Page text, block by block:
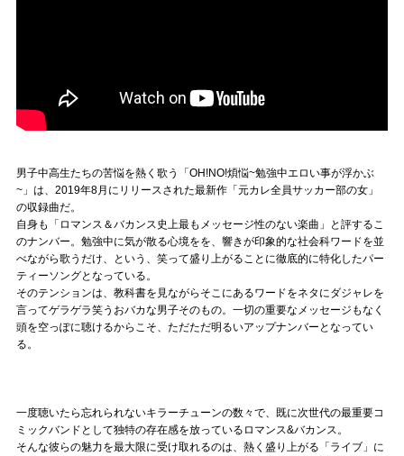
男子中高生たちの苦悩を熱く歌う「OH!NO!煩悩~勉強中エロい事が浮かぶ
~」は、2019年8月にリリースされた最新作「元カレ全員サッカー部の女」
の収録曲だ。
自身も「ロマンス＆バカンス史上最もメッセージ性のない楽曲」と評するこ
のナンバー。勉強中に気が散る心境をを、響きが印象的な社会科ワードを並
べながら歌うだけ、という、笑って盛り上がることに徹底的に特化したパー
ティーソングとなっている。
そのテンションは、教科書を見ながらそこにあるワードをネタにダジャレを
言ってゲラゲラ笑うおバカな男子そのもの。一切の重要なメッセージもなく
頭を空っぽに聴けるからこそ、ただただ明るいアップナンバーとなってい
る。
一度聴いたら忘れられないキラーチューンの数々で、既に次世代の最重要コ
ミックバンドとして独特の存在感を放っているロマンス&バカンス。
そんな彼らの魅力を最大限に受け取れるのは、熱く盛り上がる「ライブ」に